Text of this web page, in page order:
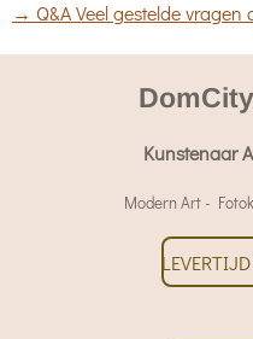
→ Q&A Veel gestelde vragen
Kunstenaar
Modern Art -